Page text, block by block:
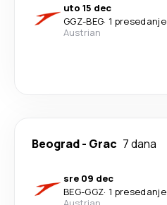
uto 15 dec
GGZ-BEG· 1 presedanje
Austrian
Beograd- Grac 7 dana
sre 09 dec
BEG-GGZ· 1 presedanje